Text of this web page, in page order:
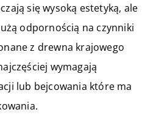
się wysoką estetyką, ale
odpornością na czynniki
z drewna krajowego
wymagają
lub bejcowania które ma